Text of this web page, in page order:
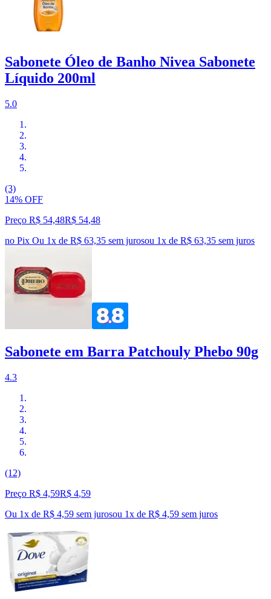
Sabonete Óleo de Banho Nivea Sabonete
Líquido 200ml
5.0
(3)
14% OFF
Preço R$ 54,48R$ 54,48
no Pix Ou 1x de R$ 63,35 sem jurosou 1x de R$ 63,35 sem juros
Sabonete em Barra Patchouly Phebo 90g
4.3
(12)
Preço R$ 4,59R$ 4,59
Ou 1x de R$ 4,59 sem jurosou 1x de R$ 4,59 sem juros